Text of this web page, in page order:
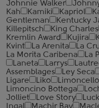
Johnnie Walker
Kah
Kamiki Kapriol
Gentleman
Kentucky
Killepitsch
King Charles
Kremlin Award
Kujira
Kvint
La Arenita La
La Morita Caribena
La
Laneta
Larrys
Assemblages
Ley Seca
Ligare
Liko Limoncello
Limoncino Bottega
Jolliet
Love Story